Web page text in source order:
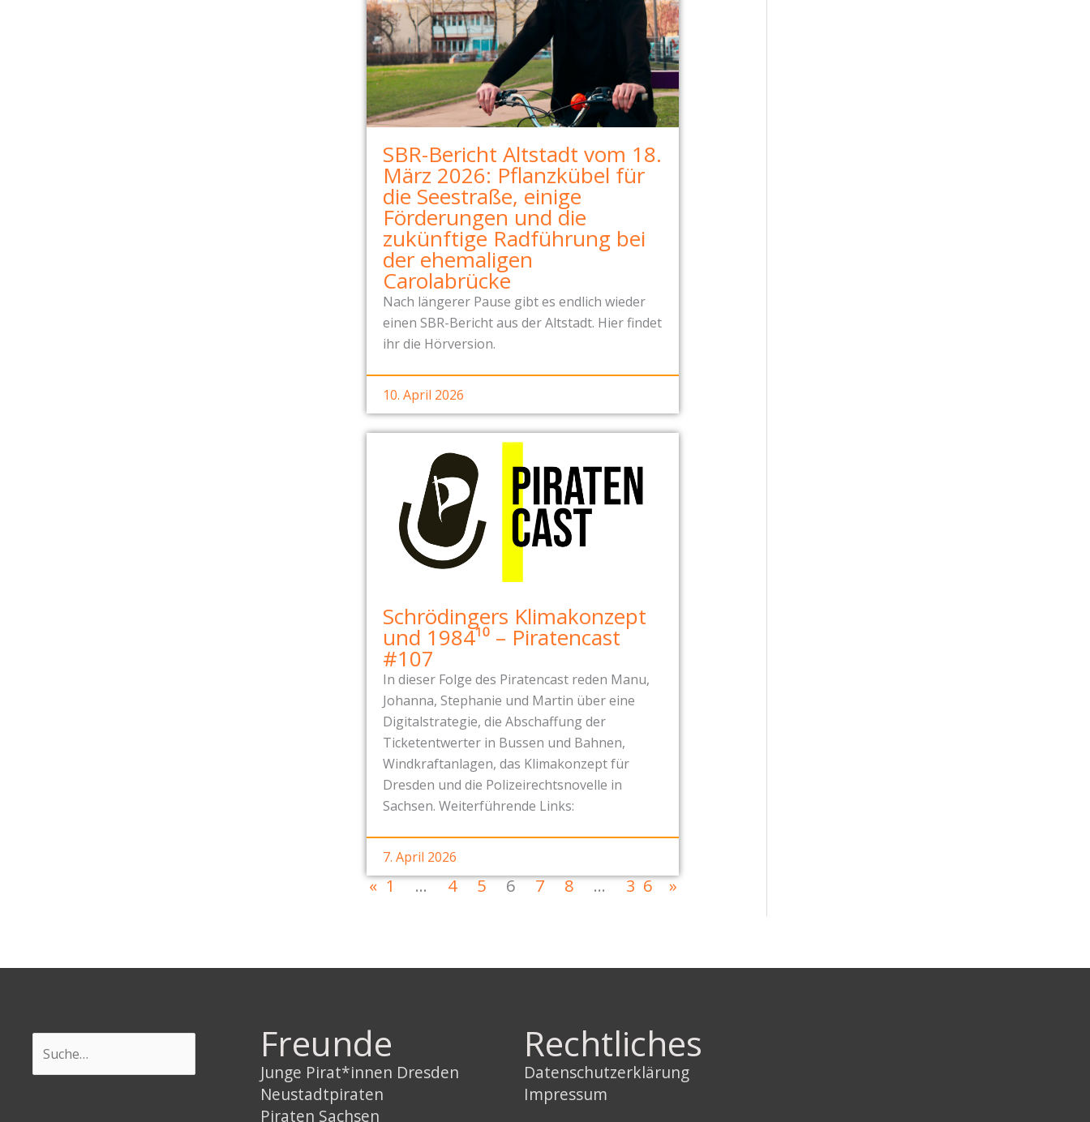
SBR-Bericht Altstadt vom 18.
März 2026: Pflanzkübel für
die Seestraße, einige
Förderungen und die
zukünftige Radführung bei
der ehemaligen
Carolabrücke
Nach längerer Pause gibt es endlich wieder
einen SBR-Bericht aus der Altstadt. Hier findet
ihr die Hörversion.
10. April 2026
Schrödingers Klimakonzept
und 1984¹⁰ – Piratencast
#107
In dieser Folge des Piratencast reden Manu,
Johanna, Stephanie und Martin über eine
Digitalstrategie, die Abschaffung der
Ticketentwerter in Bussen und Bahnen,
Windkraftanlagen, das Klimakonzept für
Dresden und die Polizeirechtsnovelle in
Sachsen. Weiterführende Links:
7. April 2026
« 1 … 4 5 6 7 8 … 36 »
Freunde
Junge Pirat*innen Dresden
Neustadtpiraten
Piraten Sachsen
Rechtliches
Datenschutzerklärung
Impressum